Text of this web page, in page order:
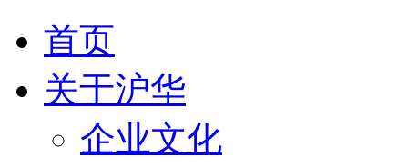
首页
关于沪华
企业文化